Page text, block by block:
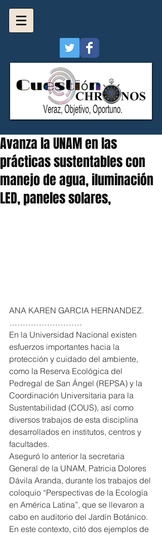
Avanza la UNAM en las
prácticas sustentables con
manejo de agua, iluminación
LED, paneles solares,
ANA KAREN GARCIA HERNANDEZ.
………………………
En la Universidad Nacional existen
esfuerzos importantes hacia la
protección y cuidado del ambiente,
como la Reserva Ecológica del
Pedregal de San Ángel (REPSA) y la
Coordinación Universitaria para la
Sustentabilidad (COUS), así como
diversos trabajos de esta disciplina
desarrollados en institutos, centros y
facultades.
Aseguró lo anterior la secretaria
General de la UNAM, Patricia Dolores
Dávila Aranda, durante los trabajos del
coloquio “Perspectivas de la Ecología
en América Latina”, que se llevaron a
cabo en auditorio del Jardín Botánico.
En este contexto, citó dos ejemplos de